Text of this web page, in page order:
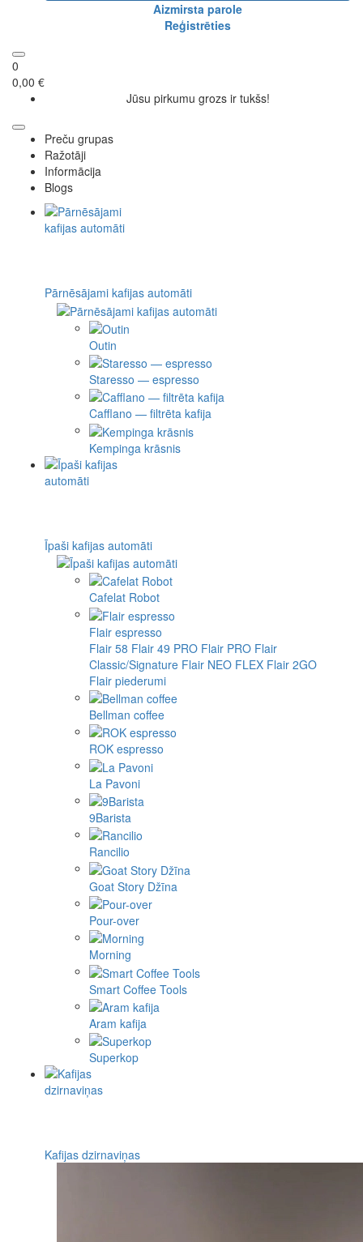
Aizmirsta parole
Reģistrēties
0
0,00 €
Jūsu pirkumu grozs ir tukšs!
Preču grupas
Ražotāji
Informācija
Blogs
Pārnēsājami kafijas automāti
Outin
Staresso — espresso
Cafflano — filtrēta kafija
Kempinga krāsnis
Īpaši kafijas automāti
Cafelat Robot
Flair espresso
Flair 58 Flair 49 PRO Flair PRO Flair
Classic/Signature Flair NEO FLEX Flair 2GO
Flair piederumi
Bellman coffee
ROK espresso
La Pavoni
9Barista
Rancilio
Goat Story Džīna
Pour-over
Morning
Smart Coffee Tools
Aram kafija
Superkop
Kafijas dzirnaviņas